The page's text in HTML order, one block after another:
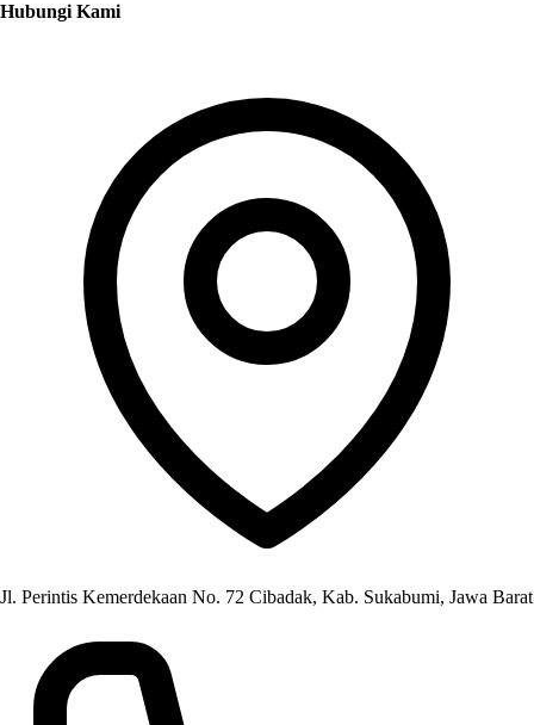
Hubungi Kami
Jl. Perintis Kemerdekaan No. 72 Cibadak, Kab. Sukabumi, Jawa Barat